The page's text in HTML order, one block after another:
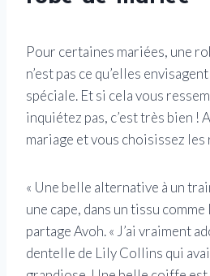
Pour certaines mariées, une
n’est pas ce qu’elles
spéciale. Et si cela vous
inquiétez pas, c’est très bien !
mariage et vous choisissez les
« Une belle alternative à un
une cape, dans un tissu comme
partage Avoh. « J’ai vraiment
dentelle de Lily Collins qui